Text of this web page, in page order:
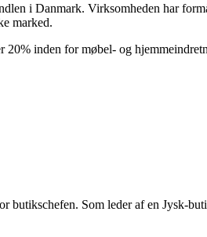
i Danmark. Virksomheden har
marked.
20% inden for møbel- og
butikschefen. Som leder af en Jysk-